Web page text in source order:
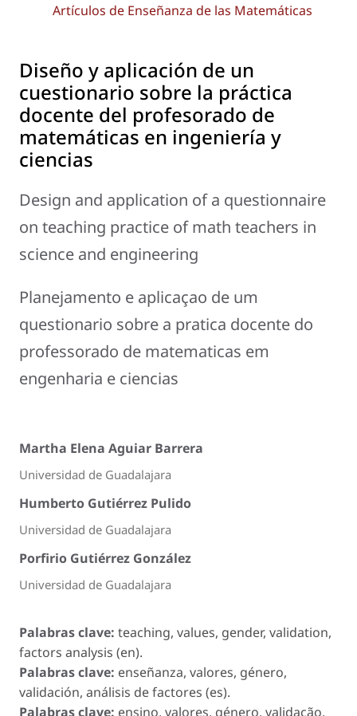
Artículos de Enseñanza de las Matemáticas
Diseño y aplicación de un
cuestionario sobre la práctica
docente del profesorado de
matemáticas en ingeniería y
ciencias
Design and application of a questionnaire
on teaching practice of math teachers in
science and engineering
Planejamento e aplicaçao de um
questionario sobre a pratica docente do
professorado de matematicas em
engenharia e ciencias
Martha Elena Aguiar Barrera
Universidad de Guadalajara
Humberto Gutiérrez Pulido
Universidad de Guadalajara
Porfirio Gutiérrez González
Universidad de Guadalajara
Palabras clave: teaching, values, gender, validation,
factors analysis (en).
Palabras clave: enseñanza, valores, género,
validación, análisis de factores (es).
Palabras clave: ensino, valores, género, validação,